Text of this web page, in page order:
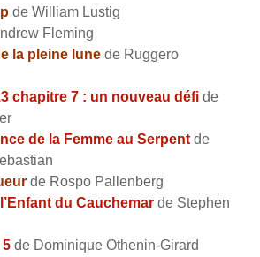
de William Lustig
Fleming
la pleine lune de Ruggero
chapitre 7 : un nouveau défi de
de la Femme au Serpent de
de Rospo Pallenberg
du Cauchemar de Stephen
5 de Dominique Othenin-Girard